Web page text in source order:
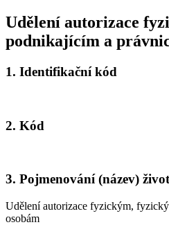
Udělení autorizace
podnikajícím a
1. Identifikační kód
2. Kód
3. Pojmenování (název)
Udělení autorizace fyzickým,
osobám